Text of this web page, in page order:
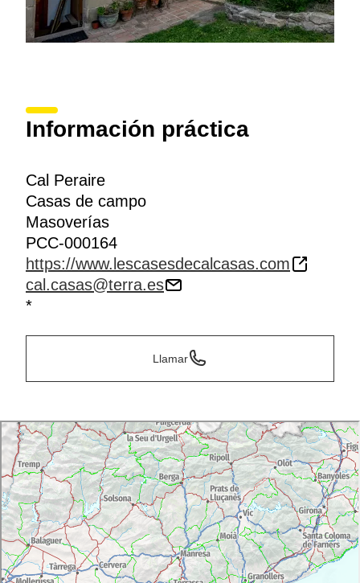
Información práctica
Cal Peraire
Casas de campo
Masoverías
PCC-000164
https://www.lescasesdecalcasas.com
cal.casas@terra.es
*
Llamar